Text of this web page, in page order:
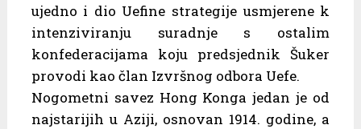
ujedno i dio Uefine strategije usmjerene k
intenziviranju suradnje s ostalim
konfederacijama koju predsjednik Šuker
provodi kao član Izvršnog odbora Uefe.
Nogometni savez Hong Konga jedan je od
najstarijih u Aziji, osnovan 1914. godine, a